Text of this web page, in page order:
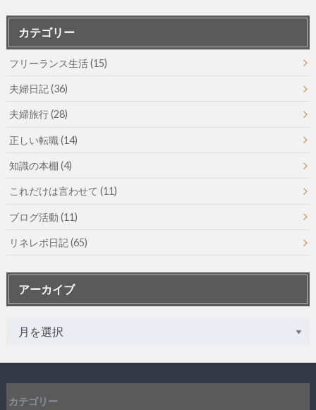
カテゴリー
フリーランス生活(15)
夫婦日記(36)
夫婦旅行(28)
正しい転職(14)
知識の本棚(4)
これだけは言わせて(11)
ブログ活動(11)
リネレボ日記(65)
アーカイブ
カテゴリー